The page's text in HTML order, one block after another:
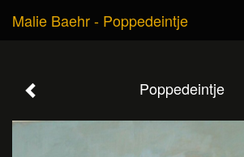
Malie Baehr - Poppedeintje
Poppedeintje